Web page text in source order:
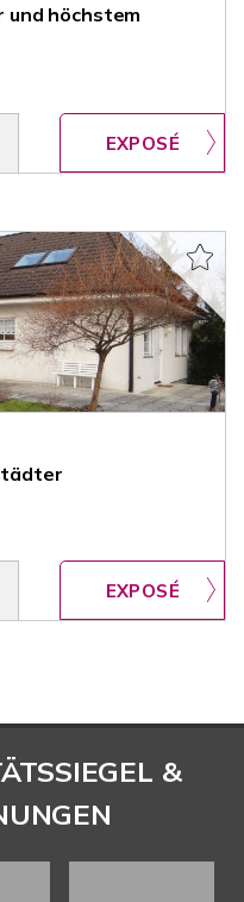
und höchstem
&